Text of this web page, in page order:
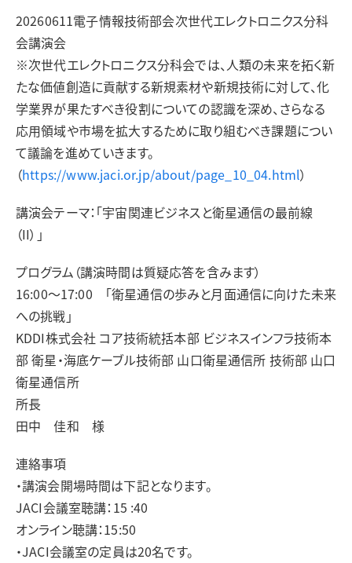
20260611電子情報技術部会次世代エレクトロニクス分科
会講演会
※次世代エレクトロニクス分科会では、人類の未来を拓く新
たな価値創造に貢献する新規素材や新規技術に対して、化
学業界が果たすべき役割についての認識を深め、さらなる
応用領域や市場を拡大するために取り組むべき課題につい
て議論を進めていきます。
（https://www.jaci.or.jp/about/page_10_04.html）
講演会テーマ：「宇宙関連ビジネスと衛星通信の最前線
（II）」
プログラム（講演時間は質疑応答を含みます）
16:00～17:00 「衛星通信の歩みと月面通信に向けた未来
への挑戦」
KDDI株式会社 コア技術統括本部 ビジネスインフラ技術本
部 衛星・海底ケーブル技術部 山口衛星通信所 技術部 山口
衛星通信所
所長
田中 佳和 様
連絡事項
・講演会開場時間は下記となります。
JACI会議室聴講：15 :40
オンライン聴講：15:50
・JACI会議室の定員は20名です。